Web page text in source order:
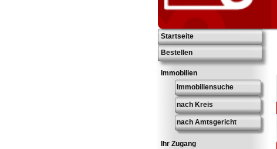
Startseite
Bestellen
Immobilien
Immobiliensuche
nach Kreis
nach Amtsgericht
Ihr Zugang